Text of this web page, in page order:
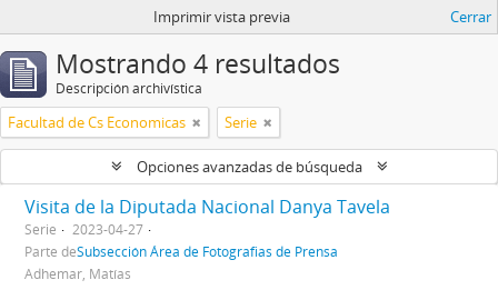
Imprimir vista previa Cerrar
Mostrando 4 resultados
Descripción archivística
Facultad de Cs Economicas Serie
Opciones avanzadas de búsqueda
Visita de la Diputada Nacional Danya Tavela
Serie
2023-04-27
Parte deSubsección Área de Fotografias de Prensa
Adhemar, Matías